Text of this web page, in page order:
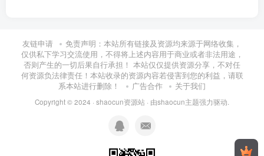
友链申请
免责声明：本站所有链接及资源均来源于网络收集，
仅供私下学习交流使用，不得将上述内容用于商业或者非法用途，
否则产生的一切后果自行承担！ 本站仅仅提供资源分享，不对任
何资源负法律责任！本站收录的资源内容若侵害到您的利益，请联
系本站进行删除！
广告合作 关于我们
Copyright © 2024 · shaocun资源站 · 由shaocun主题强力驱动.